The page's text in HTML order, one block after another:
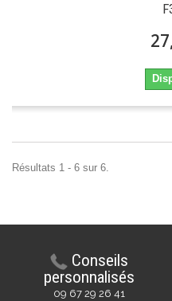
Résultats 1 - 6 sur 6.
Conseils
personnalisés
09 67 29 26 41